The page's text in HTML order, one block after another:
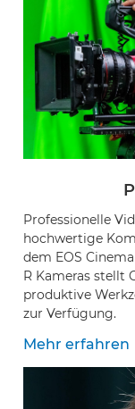
Noch keinen
entscheidenund
Bewertungen
Professionelle
hochwertige
dem EOS
R Kameras stellt
produktive
zur Verfügung.
Mehr erfahren